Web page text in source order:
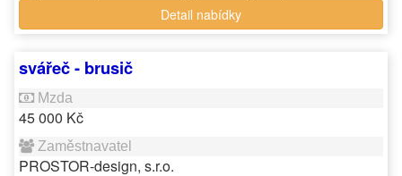
Detail nabídky
svářeč - brusič
45 000 Kč
PROSTOR-design, s.r.o.